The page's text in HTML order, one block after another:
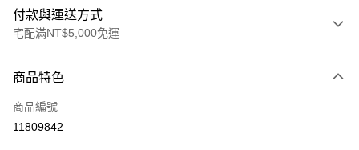
付款與運送方式
宅配滿NT$5,000免運
信用卡一次付款
LINE Pay
商品特色
商品編號
11809842